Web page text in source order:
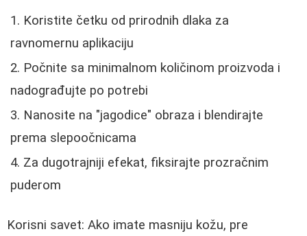
Koristite četku od prirodnih dlaka za
ravnomernu aplikaciju
Počnite sa minimalnom količinom proizvoda i
nadograđujte po potrebi
Nanosite na "jagodice" obraza i blendirajte
prema slepoočnicama
Za dugotrajniji efekat, fiksirajte prozračnim
puderom
Korisni savet: Ako imate masniju kožu, pre